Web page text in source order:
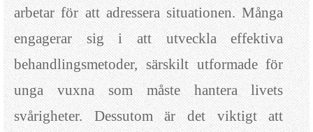
arbetar för att adressera situationen. Många
engagerar sig i att utveckla effektiva
behandlingsmetoder, särskilt utformade för
unga vuxna som måste hantera livets
svårigheter. Dessutom är det viktigt att